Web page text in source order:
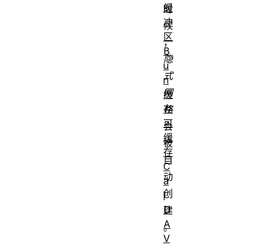
时
候
，
隐
式
网
格
会
被
自
动
创
建
。
缓
冲
区
B
u
n
缓
存
可
缓
存
C
a
l
D
A
V